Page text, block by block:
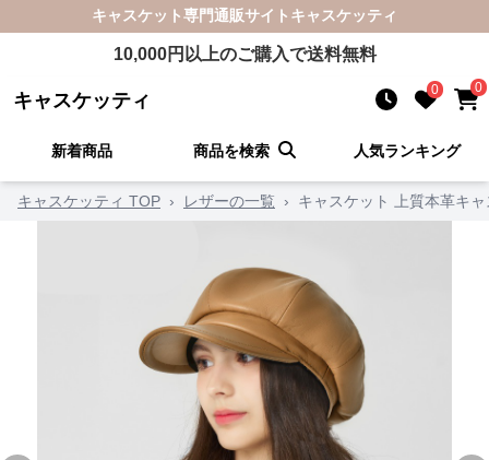
キャスケット専門通販サイト キャスケッティ
10,000円以上のご購入で送料無料
キャスケッティ 0 0
新着商品 商品を検索 人気ランキング
キャスケッティ TOP › レザーの一覧 › キャスケット 上質本革キ